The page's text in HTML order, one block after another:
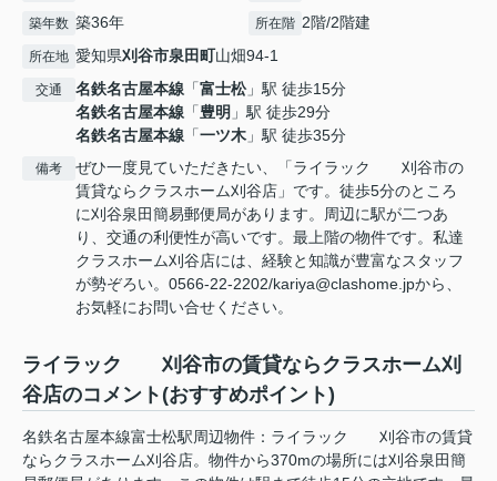
築年数 築36年 所在階 2階/2階建
所在地 愛知県刈谷市泉田町山畑94-1
交通 名鉄名古屋本線 「富士松」駅 徒歩15分
名鉄名古屋本線 「豊明 」駅 徒歩29分
名鉄名古屋本線 「一ツ木 」駅 徒歩35分
備考
ぜひ一度見ていただきたい、「ライラック 刈谷市の
賃貸ならクラスホーム刈谷店」です。徒歩5分のところ
に刈谷泉田簡易郵便局があります。周辺に駅が二つあ
り、交通の利便性が高いです。最上階の物件です。私達
クラスホーム刈谷店には、経験と知識が豊富なスタッフ
が勢ぞろい。0566-22-2202/kariya@clashome.jpから、
お気軽にお問い合せください。
ライラック 刈谷市の賃貸ならクラスホーム刈
谷店のコメント(おすすめポイント)
名鉄名古屋本線富士松駅周辺物件：ライラック 刈谷市の賃貸
ならクラスホーム刈谷店。物件から370mの場所には刈谷泉田簡